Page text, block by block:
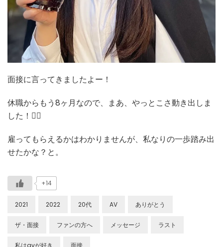
面接に言ってきましたよー！
休職からもう8ヶ月なので、まあ、やっとこさ動き出しま
した！🙇‍♂️
雇ってもらえるかはわかりませんが、私なりの一歩踏み出
せたかな？と。
+14
2021 2022 20代 AV ありがとう
ザ・面接 ファンの方へ メッセージ ラスト